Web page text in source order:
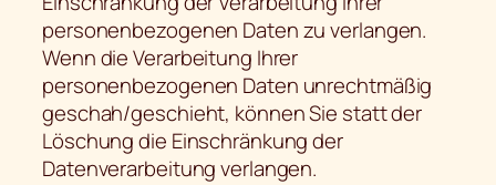
personenbezogenen Daten zu verlangen.
Wenn die Verarbeitung Ihrer
personenbezogenen Daten unrechtmäßig
geschah/geschieht, können Sie statt der
Löschung die Einschränkung der
Datenverarbeitung verlangen.